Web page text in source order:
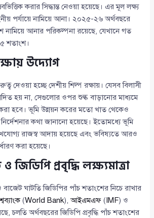
করার সিদ্ধান্ত নেওয়া হয়েছে। এর মূল লক্ষ্য
পর্যায়ে নামিয়ে আনা। ২০২৫-২৬ অর্থবছরে
নামিয়ে আনার পরিকল্পনা রয়েছে, যেখানে গত
শতাংশ।
উদ্যোগ
দেওয়া হচ্ছে দেশীয় শিল্প রক্ষায়। যেসব বিলাসী
হয় না, সেগুলোর ওপর শুল্ক বাড়ানোর মাধ্যমে
হবে। ভূমি উন্নয়ন করের মতো খাত থেকেও
কথা জানানো হয়েছে। ইতোমধ্যে ভূমি
রাজস্ব আদায় হয়েছে এবং ভবিষ্যতে আরও
করা হয়েছে।
জিডিপি প্রবৃদ্ধি লক্ষ্যমাত্রা
ঘাটতি জিডিপির পাঁচ শতাংশের নিচে রাখার
(World Bank),আইএমএফ ( IMF) ও
চলতি অর্থবছরের জিডিপি প্রবৃদ্ধি পাঁচ শতাংশের